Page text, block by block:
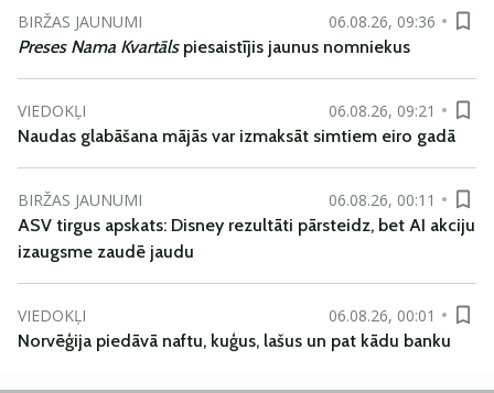
BIRŽAS JAUNUMI
06.08.26, 09:36
Preses Nama Kvartāls piesaistījis jaunus nomniekus
VIEDOKĻI
06.08.26, 09:21
Naudas glabāšana mājās var izmaksāt simtiem eiro gadā
BIRŽAS JAUNUMI
06.08.26, 00:11
ASV tirgus apskats: Disney rezultāti pārsteidz, bet AI akciju
izaugsme zaudē jaudu
VIEDOKĻI
06.08.26, 00:01
Norvēģija piedāvā naftu, kuģus, lašus un pat kādu banku